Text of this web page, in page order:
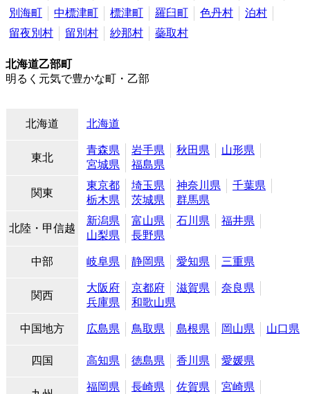
別海町
中標津町 標津町 羅臼町 色丹村
泊村
留夜別村
留別村 紗那村 蘂取村
北海道乙部町
明るく元気で豊かな町・乙部
北海道 北海道
東北
青森県 岩手県 秋田県
山形県
宮城県
福島県
関東
東京都 埼玉県 神奈川県
千葉県
栃木県
茨城県 群馬県
北陸・甲信越
新潟県 富山県 石川県
福井県
山梨県
長野県
中部 岐阜県 静岡県 愛知県 三重県
関西
大阪府 京都府 滋賀県
奈良県
兵庫県
和歌山県
中国地方 広島県 鳥取県 島根県 岡山県 山口県
四国 高知県 徳島県 香川県 愛媛県
福岡県 長崎県 佐賀県 宮崎県